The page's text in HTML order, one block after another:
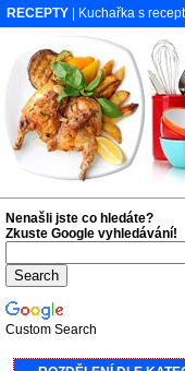
RECEPTY | Kuchařka s
Nenašli jste co hledáte?
Zkuste Google vyhledávání!
Custom Search